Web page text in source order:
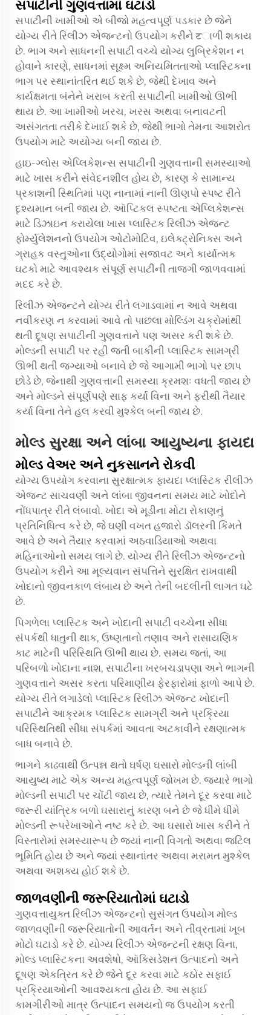
સપાટીની ગુણવત્તામાં ઘટાડો
સપાટીની ખામીઓ એ બીજો મહત્વપૂર્ણ પડકાર છે જેને
યોગ્ય રીતે રિલીઝ એજન્ટનો ઉપયોગ કરીને ਟાળી શકાય
છે. ભાગ અને સાધનની સપાટી વચ્ચે યોગ્ય લુબ્રિકેશન ન
હોવાને કારણે, સાધનમાં સૂક્ષ્મ અનિયમિતતાઓ પ્લાસ્ટિકના
ભાગ પર સ્થાનાંતરિત થઈ શકે છે, જેથી દેખાવ અને
કાર્યક્ષમતા બંનેને ખરાબ કરતી સપાટીની ખામીઓ ઊભી
થાય છે. આ ખામીઓ ખરચ, ખરસ અથવા બનાવટની
અસંગતતા તરીકે દેખાઈ શકે છે, જેથી ભાગો તેમના આશરોત
ઉપયોગ માટે અયોગ્ય બની જાય છે.
હાઇ-ગ્લોસ એપ્લિકેશન્સ સપાટીની ગુણવત્તાની સમસ્યાઓ
માટે ખાસ કરીને સંવેદનશીલ હોય છે, કારણ કે સામાન્ય
પ્રકાશની સ્થિતિમાં પણ નાનામાં નાની ઊણપો સ્પષ્ટ રીતે
દૃશ્યમાન બની જાય છે. ઑપ્ટિકલ સ્પષ્ટતા એપ્લિકેશન્સ
માટે ડિઝાઇન કરાયેલા ખાસ પ્લાસ્ટિક રિલીઝ એજન્ટ
ફોર્મ્યુલેશનનો ઉપયોગ ઓટોમોટિવ, ઇલેક્ટ્રોનિક્સ અને
ગ્રાહક વસ્તુઓના ઉદ્યોગોમાં સજાવટ અને કાર્યાત્મક
ઘટકો માટે આવશ્યક સંપૂર્ણ સપાટીની તાજગી જાળવવામાં
મદદ કરે છે.
રિલીઝ એજન્ટને યોગ્ય રીતે લગાડવામાં ન આવે અથવા
નવીકરણ ન કરવામાં આવે તો પાછલા મોલ્ડિંગ ચક્રોમાંથી
થતી દૂષણ સપાટીની ગુણવત્તાને પણ અસર કરી શકે છે.
મોલ્ડની સપાટી પર રહી જતી બાકીની પ્લાસ્ટિક સામગ્રી
ઊભી થતી જગ્યાઓ બનાવે છે જે આગામી ભાગો પર છાપ
છોડે છે, જેનાથી ગુણવત્તાની સમસ્યા ક્રમશઃ વધતી જાય છે
અને મોલ્ડને સંપૂર્ણપણે સાફ કર્યા વિના અને ફરીથી તૈયાર
કર્યા વિના તેને હલ કરવી મુશ્કેલ બની જાય છે.
મોલ્ડ સુરક્ષા અને લાંબા આયુષ્યના ફાયદા
મોલ્ડ વેઅર અને નુકસાનને રોકવી
યોગ્ય ઉપયોગ કરવાના સુરક્ષાત્મક ફાયદા પ્લાસ્ટિક રીલીઝ
એજન્ટ સાચવણી અને લાંબા જીવનના સમય માટે ખોદોને
નોંધપાત્ર રીતે લંબાવો. ખોદા એ મૂડીના મોટા રોકાણનું
પ્રતિનિધિત્વ કરે છે, જે ઘણી વખત હજારો ડૉલરની કિંમતે
આવે છે અને તૈયાર કરવામાં અઠવાડિયાઓ અથવા
મહિનાઓનો સમય લાગે છે. યોગ્ય રીતે રિલીઝ એજન્ટનો
ઉપયોગ કરીને આ મૂલ્યવાન સંપત્તિને સુરક્ષિત રાખવાથી
ખોદાનો જીવનકાળ લંબાય છે અને તેની બદલીની લાગત ઘટે
છે.
પિગળેલા પ્લાસ્ટિક અને ખોદાની સપાટી વચ્ચેના સીધા
સંપર્કથી ધાતુની થાક, ઉષ્ણતાનો તણાવ અને રાસાયણિક
કાટ માટેની પરિસ્થિતિ ઊભી થાય છે. સમય જતાં, આ
પરિબળો ખોદાના નાશ, સપાટીના ખરબચડાપણા અને ભાગની
ગુણવત્તાને અસર કરતા પરિમાણીય ફેરફારોમાં ફાળો આપે છે.
યોગ્ય રીતે લગાડેલો પ્લાસ્ટિક રિલીઝ એજન્ટ ખોદાની
સપાટીને આક્રમક પ્લાસ્ટિક સામગ્રી અને પ્રક્રિયા
પરિસ્થિતિથી સીધા સંપર્કમાં આવતા અટકાવીને રક્ષણાત્મક
બાધ બનાવે છે.
ભાગને કાઢવાથી ઉત્પન્ન થતો ઘર્ષણ ઘસારો મોલ્ડની લાંબી
આયુષ્ય માટે એક અન્ય મહત્વપૂર્ણ જોખમ છે. જ્યારે ભાગો
મોલ્ડની સપાટી પર ચોંટી જાય છે, ત્યારે તેમને દૂર કરવા માટે
જરૂરી યાંત્રિક બળો ઘસારાનું કારણ બને છે જે ધીમે ધીમે
મોલ્ડની રૂપરેખાઓને નષ્ટ કરે છે. આ ઘસારો ખાસ કરીને તે
વિસ્તારોમાં સમસ્યારૂપ છે જ્યાં નાની વિગતો અથવા જટિલ
ભૂમિતિ હોય છે અને જ્યાં સ્થાનાંતર અથવા મરામત મુશ્કેલ
અથવા અશક્ય હોઈ શકે છે.
જાળવણીની જરૂરિયાતોમાં ઘટાડો
ગુણવત્તાયુક્ત રિલીઝ એજન્ટનો સુસંગત ઉપયોગ મોલ્ડ
જાળવણીની જરૂરિયાતોની આવર્તન અને તીવ્રતામાં ખૂબ
મોટો ઘટાડો કરે છે. યોગ્ય રિલીઝ એજન્ટની રક્ષણ વિના,
મોલ્ડ પ્લાસ્ટિકના અવશેષો, ઑક્સિડેશન ઉત્પાદનો અને
દૂષણ એકત્રિત કરે છે જેને દૂર કરવા માટે કઠોર સફાઈ
પ્રક્રિયાઓની આવશ્યકતા હોય છે. આ સફાઈ
કામગીરીઓ માત્ર ઉત્પાદન સમયનો જ ઉપયોગ કરતી